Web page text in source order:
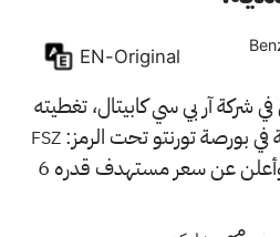
EN-Original
شركة آر بي سي كابيتال، تغطيته
في بورصة تورنتو تحت الرمز: FSZ
) بتصنيف "أداء القطاع" وأعلن عن سعر مستهدف قدره 6